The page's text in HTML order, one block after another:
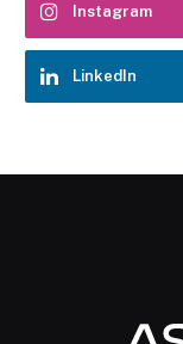
Instagram
LinkedIn